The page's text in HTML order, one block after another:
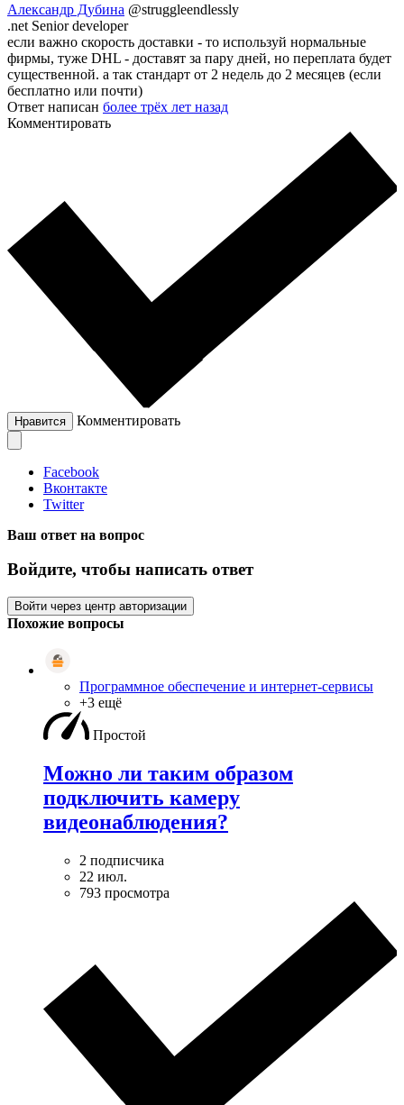
Александр Дубина @struggleendlessly
.net Senior developer
если важно скорость доставки - то используй нормальные
фирмы, туже DHL - доставят за пару дней, но переплата будет
существенной. а так стандарт от 2 недель до 2 месяцев (если
бесплатно или почти)
Ответ написан более трёх лет назад
Комментировать
Нравится Комментировать
Facebook
Вконтакте
Twitter
Ваш ответ на вопрос
Войдите, чтобы написать ответ
Войти через центр авторизации
Похожие вопросы
Программное обеспечение и интернет-сервисы
+3 ещё
Простой
Можно ли таким образом
подключить камеру
видеонаблюдения?
2 подписчика
22 июл.
793 просмотра